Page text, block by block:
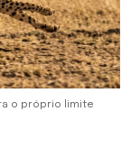
o próprio limite